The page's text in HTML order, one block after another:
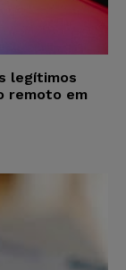
legítimos
remoto em